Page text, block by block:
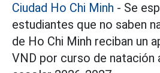
Ciudad Ho Chi Minh - Se
estudiantes que no saben
de Ho Chi Minh reciban un
VND por curso de natación